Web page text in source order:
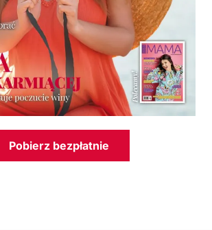
Pobierz bezpłatnie